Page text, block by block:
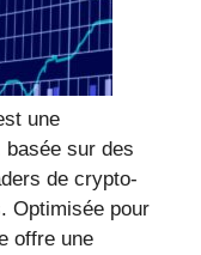
une
basée sur des
de crypto-
Optimisée pour
offre une